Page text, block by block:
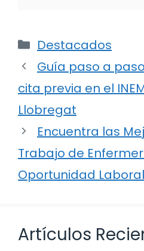
Categorías
Destacados
Guía paso a
cita previa en el
Llobregat
Encuentra las
Trabajo de
Oportunidad
Artículos